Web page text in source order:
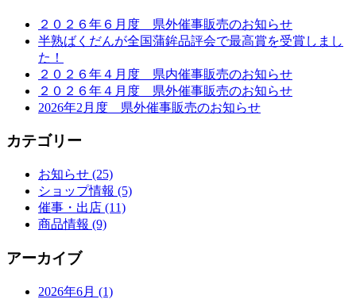
２０２６年６月度 県外催事販売のお知らせ
半熟ばくだんが全国蒲鉾品評会で最高賞を受賞しまし
た！
２０２６年４月度 県内催事販売のお知らせ
２０２６年４月度 県外催事販売のお知らせ
2026年2月度 県外催事販売のお知らせ
カテゴリー
お知らせ (25)
ショップ情報 (5)
催事・出店 (11)
商品情報 (9)
アーカイブ
2026年6月 (1)